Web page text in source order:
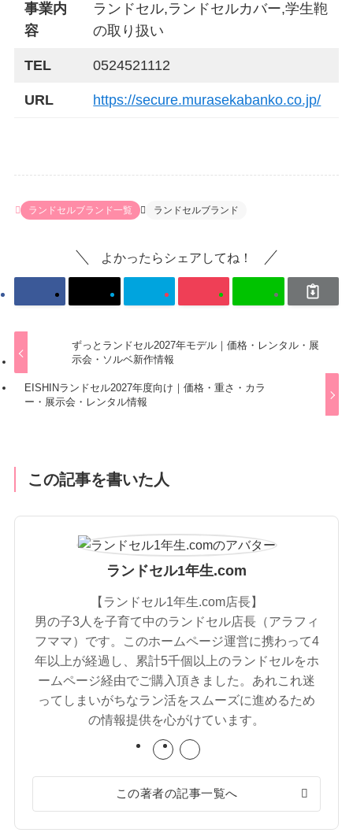
事業内
容
ランドセル,ランドセルカバー,学生鞄
の取り扱い
TEL 0524521112
URL https://secure.murasekabanko.co.jp/
ランドセルブランド一覧 ランドセルブランド
よかったらシェアしてね！
ずっとランドセル2027年モデル｜価格・レンタル・展
示会・ソルベ新作情報
EISHINランドセル2027年度向け｜価格・重さ・カラ
ー・展示会・レンタル情報
この記事を書いた人
ランドセル1年生.com
【ランドセル1年生.com店長】
男の子3人を子育て中のランドセル店長（アラフィ
フママ）です。このホームページ運営に携わって4
年以上が経過し、累計5千個以上のランドセルをホ
ームページ経由でご購入頂きました。あれこれ迷
ってしまいがちなラン活をスムーズに進めるため
の情報提供を心がけています。
この著者の記事一覧へ